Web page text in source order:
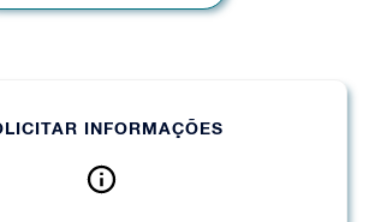
INFORMAÇÕES